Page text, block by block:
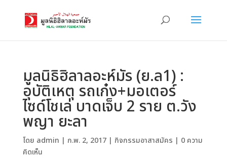
มูลนิธิฮิลาลอะห์มัร (ย.ล1) :
อุบัติเหตุ รถเก๋ง+มอเตอร์
ไซด์โชเล่ บาดเจ็บ 2 ราย ต.วัง
พญา ยะลา
โดย admin | ก.พ. 2, 2017| กิจกรรมอาสาสมัคร | 0 ความ
คิดเห็น